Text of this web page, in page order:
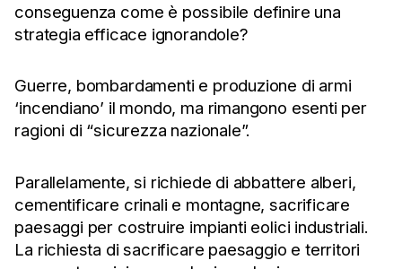
conseguenza come è possibile definire una
strategia efficace ignorandole?
Guerre, bombardamenti e produzione di armi
‘incendiano’ il mondo, ma rimangono esenti per
ragioni di “sicurezza nazionale”.
Parallelamente, si richiede di abbattere alberi,
cementificare crinali e montagne, sacrificare
paesaggi per costruire impianti eolici industriali.
La richiesta di sacrificare paesaggio e territori